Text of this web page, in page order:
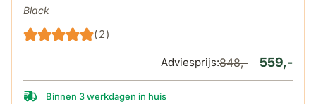
Black
(2)
559,-
Adviesprijs:848,-
Binnen 3 werkdagen in huis